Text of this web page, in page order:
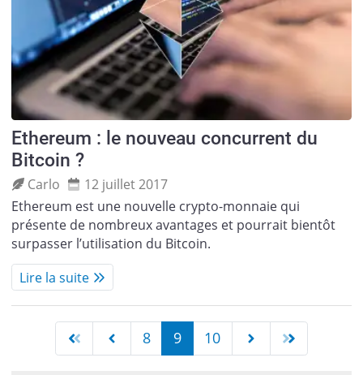
Ethereum : le nouveau concurrent du
Bitcoin ?
Carlo
12 juillet 2017
Ethereum est une nouvelle crypto-monnaie qui
présente de nombreux avantages et pourrait bientôt
surpasser l’utilisation du Bitcoin.
Lire la suite
8 9 10